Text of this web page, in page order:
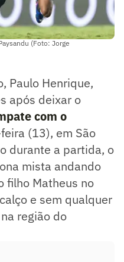
(Foto: Jorge
Paulo Henrique,
após deixar o
com o
(13), em São
durante a partida, o
mista andando
filho Matheus no
e sem qualquer
região do